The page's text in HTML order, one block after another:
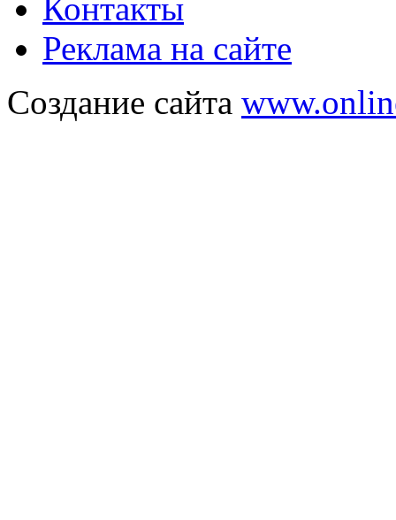
Контакты
Реклама на сайте
Создание сайта